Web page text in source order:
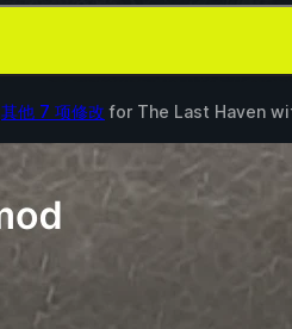
其他 7 项修改 for The Last Haven